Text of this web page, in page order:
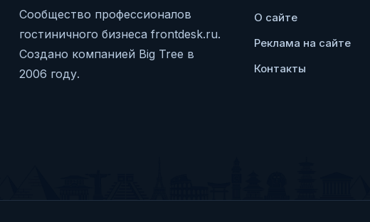
Сообщество профессионалов
гостиничного бизнеса frontdesk.ru.
Создано компанией Big Tree в
2006 году.
О сайте
Реклама на сайте
Контакты